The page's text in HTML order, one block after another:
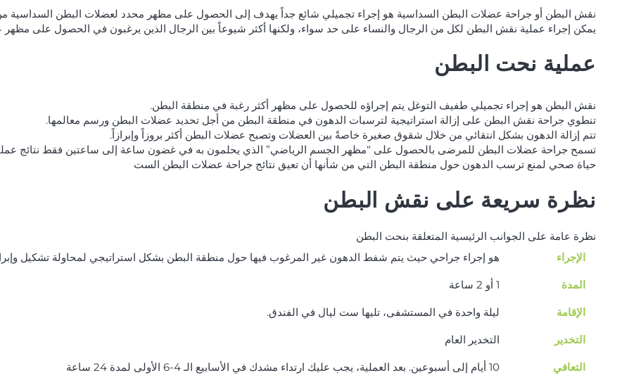
نقش البطن أو جراحة عضلات البطن السداسية هو إجراء تجميلي شائع جداً يهدف إلى الحصول على مظهر محدد لعضلات البطن السداسية
يمكن إجراء عملية نقش البطن لكل من الرجال والنساء على حد سواء، ولكنها أكثر شيوعاً بين الرجال الذين يرغبون في الحصول على
عملية نحت البطن
نقش البطن هو إجراء تجميلي طفيف التوغل يتم إجراؤه للحصول على مظهر أكثر رغبة في منطقة البطن.
تنطوي جراحة نقش البطن على إزالة استراتيجية لترسبات الدهون في منطقة البطن من أجل تحديد عضلات البطن ورسم معالمها.
تتم إزالة الدهون بشكل انتقائي من خلال شقوق صغيرة خاصةً بين العضلات وتصبح عضلات البطن أكثر بروزاً وإبرازاً.
تسمح جراحة عضلات البطن للمرضى بالحصول على “مظهر الجسم الرياضي” الذي يحلمون به في غضون ساعة إلى ساعتين فقط نتائج
حياة صحي لمنع ترسب الدهون حول منطقة البطن التي من شأنها أن تعيق نتائج جراحة عضلات البطن الست
نظرة سريعة على نقش البطن
نظرة عامة على الجوانب الرئيسية المتعلقة بنحت البطن
الإجراء
هو إجراء جراحي حيث يتم شفط الدهون غير المرغوب فيها حول منطقة البطن بشكل استراتيجي لمحاولة تشكيل
المدة 1 أو 2 ساعة
الإقامة ليلة واحدة في المستشفى، تليها ست ليال في الفندق.
التخدير التخدير العام
التعافي 10 أيام إلى أسبوعين. بعد العملية، يجب عليك ارتداء مشدك في الأسابيع الـ 4-6 الأولى لمدة 24 ساعة